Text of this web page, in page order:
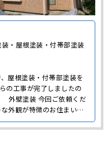
・屋根塗装・付帯部塗装
屋根塗装・付帯部塗装を
外壁塗装 今回ご依頼くだ
外観が特徴のお住まいで
ともあり、外壁を塗り替
を下さいました。 T様の